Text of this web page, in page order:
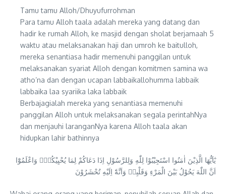
Tamu tamu Alloh/Dhuyufurrohman
Para tamu Alloh taala adalah mereka yang datang dan
hadir ke rumah Alloh, ke masjid dengan sholat berjamaah 5
waktu atau melaksanakan haji dan umroh ke baitulloh,
mereka senantiasa hadir memenuhi panggilan untuk
melaksanakan syariat Alloh dengan komitmen samina wa
atho’na dan dengan ucapan labbaikallohumma labbaik
labbaika laa syariika laka labbaik
Berbajagialah mereka yang senantiasa memenuhi
panggilan Alloh untuk melaksanakan segala perintahNya
dan menjauhi laranganNya karena Alloh taala akan
hidupkan lahir bathinnya
يٰٓاَيُّهَا الَّذِيْنَ اٰمَنُوا اسْتَجِيْبُوْا لِلّٰهِ وَلِلرَّسُوْلِ اِذَا دَعَاكُمْ لِمَا يُحْيِيْكُمْۚ وَاعْلَمُوْٓا
اَنَّ اللّٰهَ يَحُوْلُ بَيْنَ الْمَرْءِ وَقَلْبِهٖ وَاَنَّهٗٓ اِلَيْهِ تُحْشَرُوْنَ